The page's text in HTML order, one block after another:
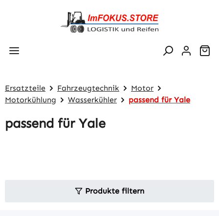
Zum Hauptinhalt springen
Ersatzteile Fahrzeugtechnik
Motor
Motorkühlung
Wasserkühler passend für Yale
passend für Yale
Produkte filtern